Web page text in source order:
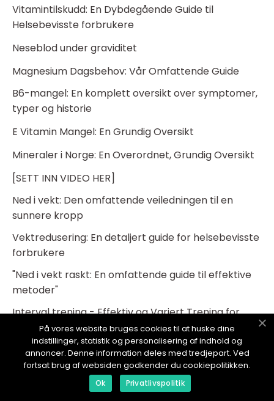
Vitamintilskudd: En Dybdegående Guide til
Helsebevisste forbrukere
Neseblod under graviditet
Magnesium Dagsbehov: Vår Omfattende Guide
B6-mangel: En komplett oversikt over symptomer,
typer og historie
E Vitamin Mangel: En Grundig Oversikt
Mineraler i Norge: En Overordnet, Grundig Oversikt
[SETT INN VIDEO HER]
Ned i vekt: Den omfattende veiledningen til en
sunnere kropp
Vektredusering: En detaljert guide for helsebevisste
forbrukere
"Ned i vekt raskt: En omfattende guide til effektive
metoder"
Interval trening - Effektiv og Variert Trening for
Bedre Helse
Headsett trening: En omfattende guide for
helsebevisste forbrukere
Nils van der Poel trening - en vei til bedre helse og
På vores website bruges cookies til at huske dine
indstillinger, statistik og personalisering af indhold og
annoncer. Denne information deles med tredjepart. Ved
fortsat brug af websiden godkender du cookiepolitikken.
Ok Privatlivspolitik